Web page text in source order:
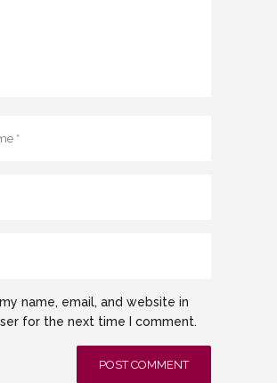
name, email, and website in
for the next time I comment.